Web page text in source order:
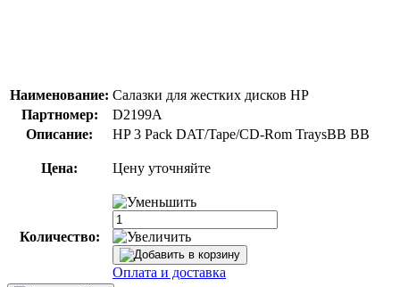
Наименование: Салазки для жестких дисков HP
Партномер:
D2199A
Описание:
HP 3 Pack DAT/Tape/CD-Rom TraysВВ ВВ
Цена: Цену уточняйте
Количество:
Оплата и доставка